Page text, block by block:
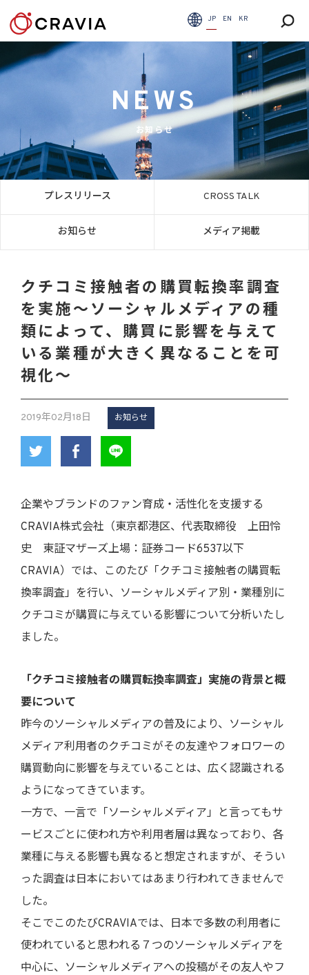
JP EN KR
NEWS
お知らせ
プレスリリース CROSS TALK
お知らせ メディア掲載
クチコミ接触者の購買転換率調査
を実施〜ソーシャルメディアの種
類によって、購買に影響を与えて
いる業種が大きく異なることを可
視化～
2019年02月18日 お知らせ
企業やブランドのファン育成・活性化を支援する
CRAVIA株式会社（東京都港区、代表取締役 上田怜
史 東証マザーズ上場：証券コード6537以下
CRAVIA）では、このたび「クチコミ接触者の購買転
換率調査」を行い、ソーシャルメディア別・業種別に
クチコミが購買に与えている影響について分析いたし
ました。
「クチコミ接触者の購買転換率調査」実施の背景と概
要について
昨今のソーシャルメディアの普及により、ソーシャル
メディア利用者のクチコミがその友達やフォロワーの
購買動向に影響を与えていることは、広く認識される
ようになってきています。
一方で、一言で「ソーシャルメディア」と言ってもサ
ービスごとに使われ方や利用者層は異なっており、各
業種に与える影響も異なると想定されますが、そうい
った調査は日本においてはあまり行われてきませんで
した。
そこでこのたびCRAVIAでは、日本で多数の利用者に
使われていると思われる７つのソーシャルメディアを
中心に、ソーシャルメディアへの投稿がその友人やフ